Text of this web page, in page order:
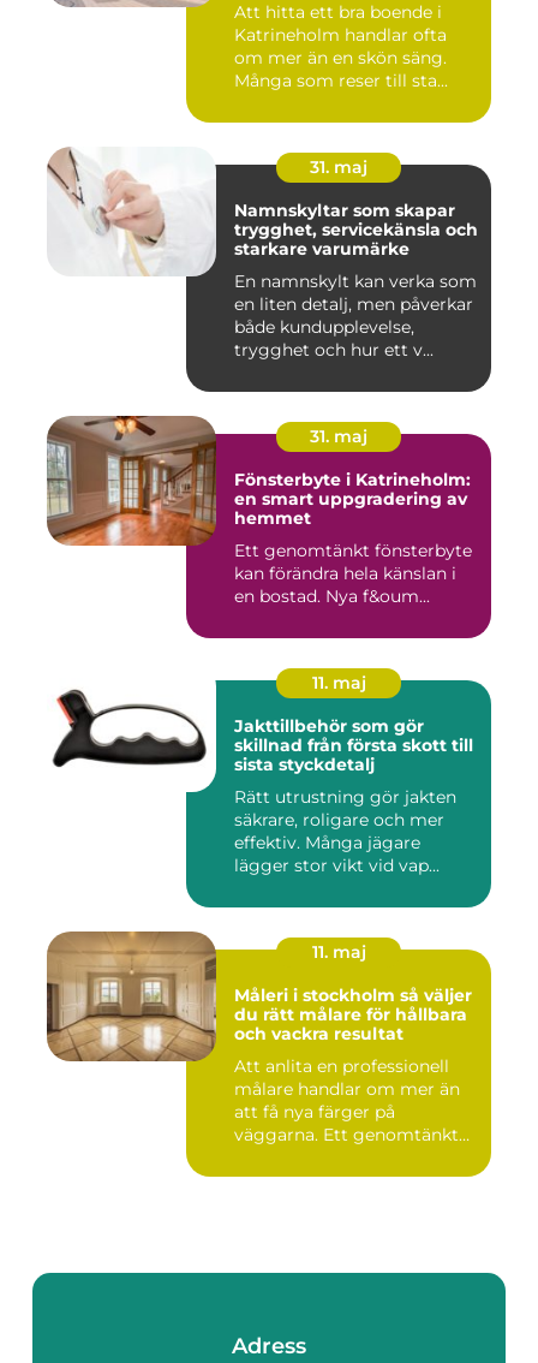
Att hitta ett bra boende i
Katrineholm handlar ofta
om mer än en skön säng.
Många som reser till sta...
31. maj
Namnskyltar som skapar
trygghet, servicekänsla och
starkare varumärke
En namnskylt kan verka som
en liten detalj, men påverkar
både kundupplevelse,
trygghet och hur ett v...
31. maj
Fönsterbyte i Katrineholm:
en smart uppgradering av
hemmet
Ett genomtänkt fönsterbyte
kan förändra hela känslan i
en bostad. Nya f&oum...
11. maj
Jakttillbehör som gör
skillnad från första skott till
sista styckdetalj
Rätt utrustning gör jakten
säkrare, roligare och mer
effektiv. Många jägare
lägger stor vikt vid vap...
11. maj
Måleri i stockholm så väljer
du rätt målare för hållbara
och vackra resultat
Att anlita en professionell
målare handlar om mer än
att få nya färger på
väggarna. Ett genomtänkt
Adress